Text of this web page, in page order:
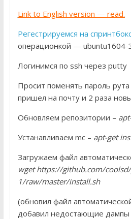
Link to English version — read.
Регестрируемся на
операционкой — ubuntu1604-
Логинимся по ssh через putty
Просит поменять пароль
пришел на почту и 2 раза
Обновляем репозитории –
Устанавливаем mc – apt-get
Загружаем файл
wget https://github.com/
1/raw/master/install.sh
(обновил файл
добавил недостающие дампы